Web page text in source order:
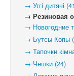
→ Уггі дитячі
→ Резиновая
→ Новогодние
→ Бутсы Копы
→ Тапочки
→ Чешки (24)